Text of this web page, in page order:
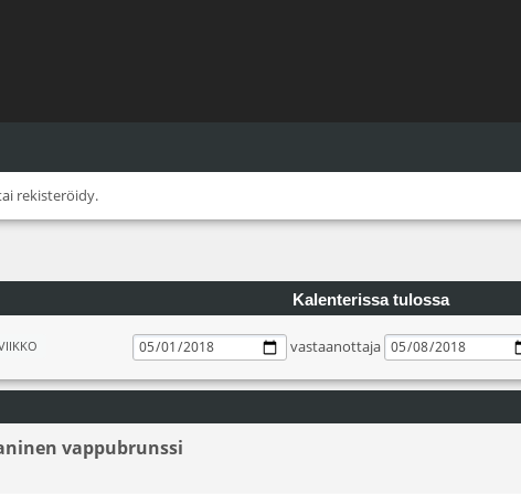
rekisteröidy.
Kalenterissa tulossa
vastaanottaja
vappubrunssi